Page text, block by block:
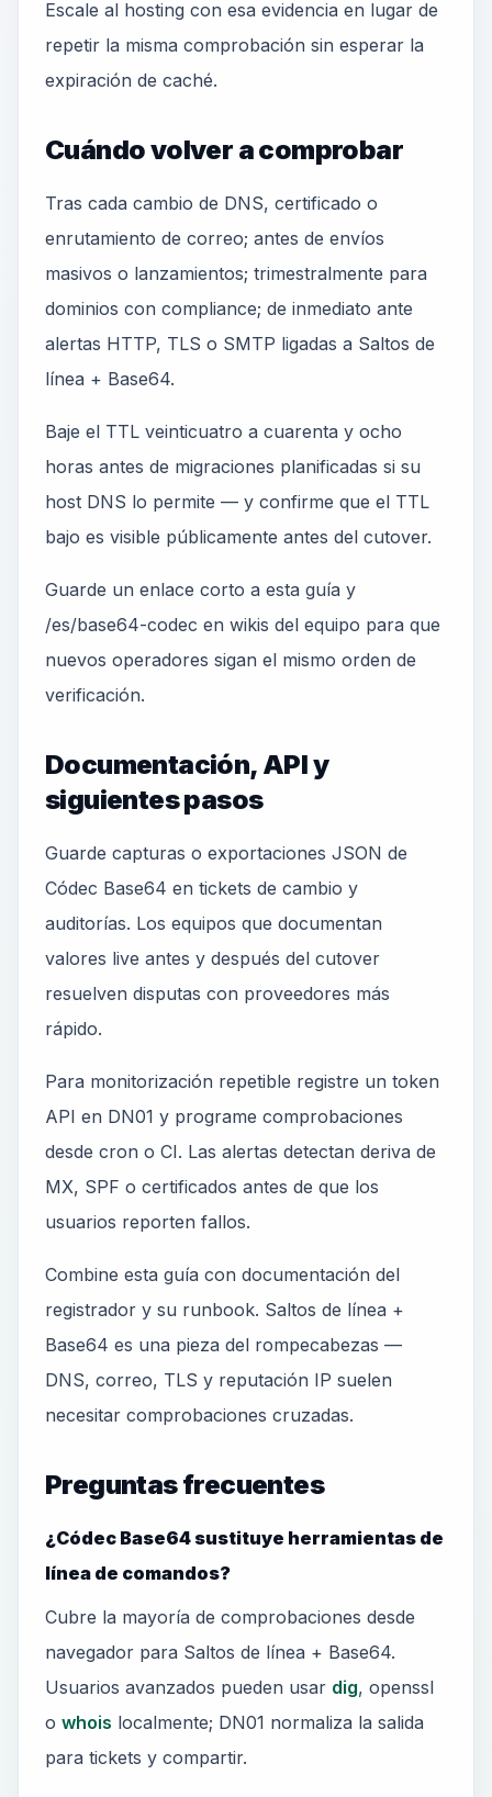
Escale al hosting con esa evidencia en lugar de
repetir la misma comprobación sin esperar la
expiración de caché.
Cuándo volver a comprobar
Tras cada cambio de DNS, certificado o
enrutamiento de correo; antes de envíos
masivos o lanzamientos; trimestralmente para
dominios con compliance; de inmediato ante
alertas HTTP, TLS o SMTP ligadas a Saltos de
línea + Base64.
Baje el TTL veinticuatro a cuarenta y ocho
horas antes de migraciones planificadas si su
host DNS lo permite — y confirme que el TTL
bajo es visible públicamente antes del cutover.
Guarde un enlace corto a esta guía y
/es/base64-codec en wikis del equipo para que
nuevos operadores sigan el mismo orden de
verificación.
Documentación, API y
siguientes pasos
Guarde capturas o exportaciones JSON de
Códec Base64 en tickets de cambio y
auditorías. Los equipos que documentan
valores live antes y después del cutover
resuelven disputas con proveedores más
rápido.
Para monitorización repetible registre un token
API en DN01 y programe comprobaciones
desde cron o CI. Las alertas detectan deriva de
MX, SPF o certificados antes de que los
usuarios reporten fallos.
Combine esta guía con documentación del
registrador y su runbook. Saltos de línea +
Base64 es una pieza del rompecabezas —
DNS, correo, TLS y reputación IP suelen
necesitar comprobaciones cruzadas.
Preguntas frecuentes
¿Códec Base64 sustituye herramientas de
línea de comandos?
Cubre la mayoría de comprobaciones desde
navegador para Saltos de línea + Base64.
Usuarios avanzados pueden usar dig, openssl
o whois localmente; DN01 normaliza la salida
para tickets y compartir.